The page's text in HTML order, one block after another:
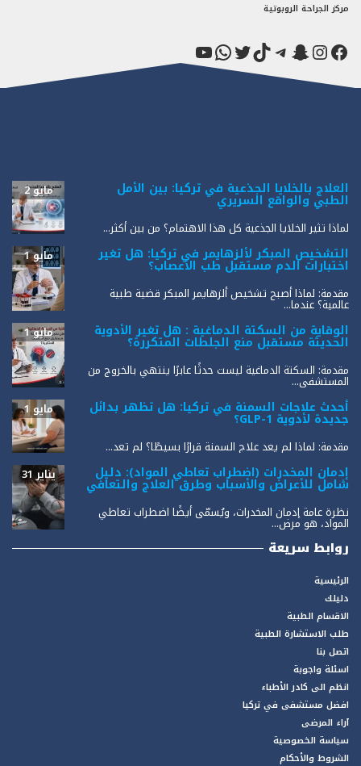
مركز الجراحة الروبوتية
فيسبوك
إنستجرام
سناب شاتتيليجرام
تيك توكتويترواتساب
يوتيوب
العلاج بالخلايا الجذعية في تركيا: بين الأمل
الطبي والواقع السريري
مايو 2
لماذا تثير الخلايا الجذعية كل هذا الاهتمام؟ من بين أكثر...
التشخيص المبكر لألزهايمر في تركيا: هل تغير
اختبارات الدم مستقبل طب الأعصاب؟
مايو 1
مقدمة: لماذا أصبح تشخيص ألزهايمر المبكر قضية طبية
عالمية؟ عندما...
الوقاية من السكتة الدماغية : هل تغير الأدوية
الحديثة مستقبل منع الجلطات المتكررة؟
مايو 1
مقدمة: السكتة الدماغية ليست حدثًا عابرًا ينتهي بالخروج من
المستشفى...
أحدث علاجات السمنة في تركيا: هل تظهر بدائل
جديدة لأدوية GLP-1؟
مايو 1
مقدمة: لماذا لم يعد علاج السمنة قرارًا بسيطًا؟ لم تعد...
إدمان المخدرات (اضطراب تعاطي المواد): دليل
شامل للأعراض والأسباب وطرق العلاج والتعافي
يناير 31
نظرة عامة إدمان المخدرات، ويُسمّى أيضًا اضطراب تعاطي
المواد، هو مرض...
روابط سريعة
الرئيسية
دليلك
الاقسام الطبية
طلب الاستشارة الطبية
اتصل بنا
اسئلة واجوبة
انظم الى كادر الأطباء
افضل مستشفى في تركيا
آراء المرضى
سياسة الخصوصية
الشروط والأحكام